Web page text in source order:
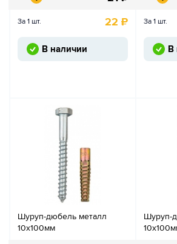
За 1 шт. 22 ₽
В наличии
За 1 шт.
В
Шуруп-дюбель металл
10х100мм
Шуруп-